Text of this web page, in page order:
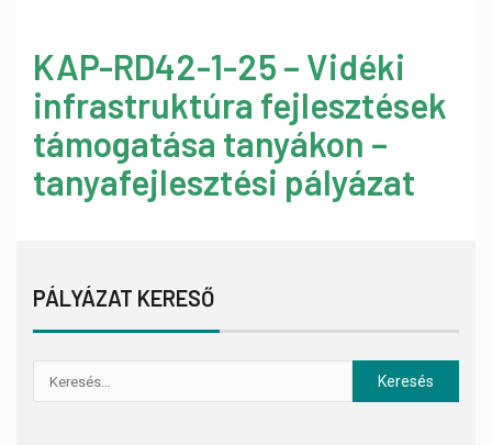
KAP-RD42-1-25 – Vidéki
infrastruktúra fejlesztések
támogatása tanyákon –
tanyafejlesztési pályázat
PÁLYÁZAT KERESŐ